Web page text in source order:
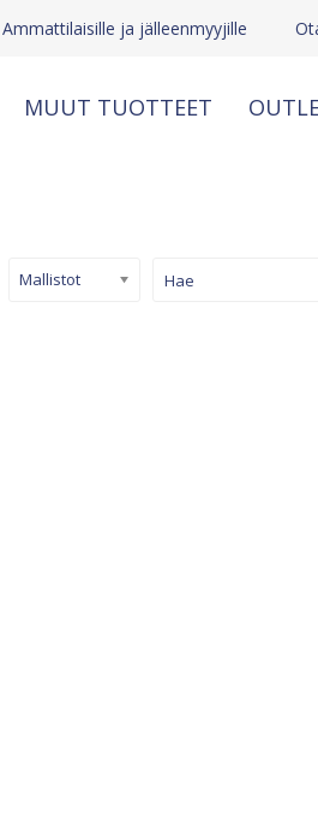
Ammattilaisille ja jälleenmyyjille
MUUT TUOTTEET
Mallistot